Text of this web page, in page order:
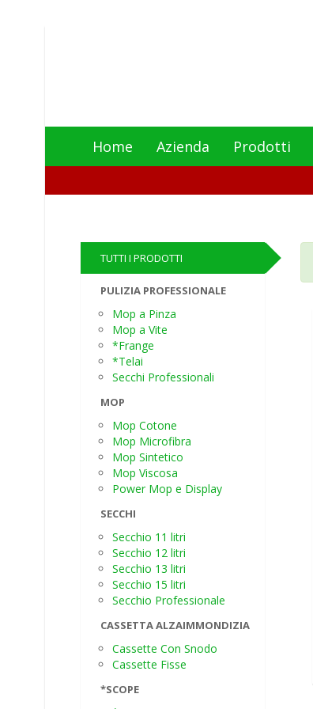
Home Azienda Prodotti
TUTTI I PRODOTTI
PULIZIA PROFESSIONALE
Mop a Pinza
Mop a Vite
*Frange
*Telai
Secchi Professionali
MOP
Mop Cotone
Mop Microfibra
Mop Sintetico
Mop Viscosa
Power Mop e Display
SECCHI
Secchio 11 litri
Secchio 12 litri
Secchio 13 litri
Secchio 15 litri
Secchio Professionale
CASSETTA ALZAIMMONDIZIA
Cassette Con Snodo
Cassette Fisse
*SCOPE